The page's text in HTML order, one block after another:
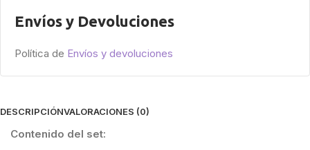
Envíos y Devoluciones
Política de Envíos y devoluciones
DESCRIPCIÓNVALORACIONES (0)
Contenido del set: